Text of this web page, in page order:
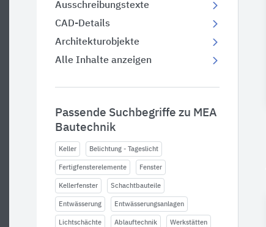
Ausschreibungstexte
CAD-Details
Architekturobjekte
Alle Inhalte anzeigen
Passende Suchbegriffe zu MEA
Bautechnik
Keller Belichtung - Tageslicht
Fertigfensterelemente Fenster
Kellerfenster Schachtbauteile
Entwässerung Entwässerungsanlagen
Lichtschächte Ablauftechnik Werkstätten